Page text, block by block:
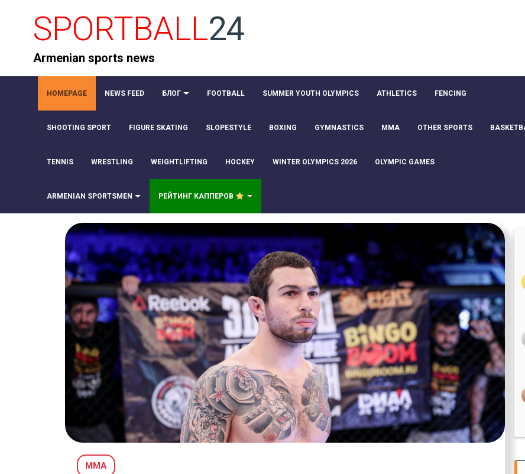
SPORTBALL24
Armenian sports news
HOMEPAGE NEWS FEED БЛОГ FOOTBALL SUMMER YOUTH OLYMPICS ATHLETICS FENCING
SHOOTING SPORT FIGURE SKATING SLOPESTYLE BOXING GYMNASTICS MMA OTHER SPORTS
TENNIS WRESTLING WEIGHTLIFTING HOCKEY WINTER OLYMPICS 2026 OLYMPIC GAMES
ARMENIAN SPORTSMEN РЕЙТИНГ КАППЕРОВ
MMA